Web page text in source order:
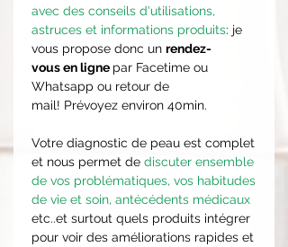
avec des conseils d'utilisations,
astruces et informations produits: je
vous propose donc un rendez-
vous en ligne par Facetime ou
Whatsapp ou retour de
mail! Prévoyez environ 40min.
Votre diagnostic de peau est complet
et nous permet de discuter ensemble
de vos problématiques, vos habitudes
de vie et soin, antécédents médicaux
etc..et surtout quels produits intégrer
pour voir des améliorations rapides et